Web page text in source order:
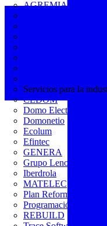
AGREMIA
Servicios para la
CEDOM
Domo Electra
Domonetio
Ecolum
Efintec
GENERA
Grupo Lenor
Iberdrola
MATELEC
Plan Reforma
Programación Integral
REBUILD